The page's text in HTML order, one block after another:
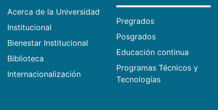
Acerca de la Universidad
Institucional
Bienestar Institucional
Biblioteca
Internacionalización
Pregrados
Posgrados
Educación continua
Programas Técnicos y
Tecnologías